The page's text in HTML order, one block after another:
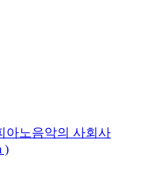
아노음악의 사회사
)